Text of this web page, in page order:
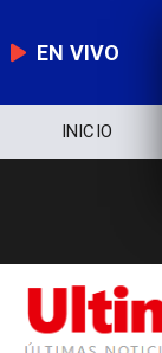
EN VIVO
INICIO